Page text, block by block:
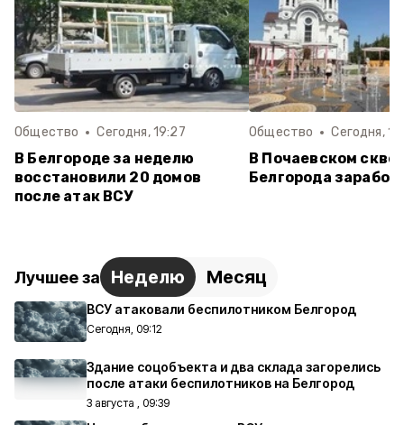
Общество Сегодня, 19:27
В Белгороде за неделю
восстановили 20 домов
после атак ВСУ
Общество Сегодня,
В Почаевском
Белгорода
Лучшее за Неделю Месяц
ВСУ атаковали беспилотником Белгород
Сегодня, 09:12
Здание соцобъекта и два склада загорелись
после атаки беспилотников на Белгород
3 августа , 09:39